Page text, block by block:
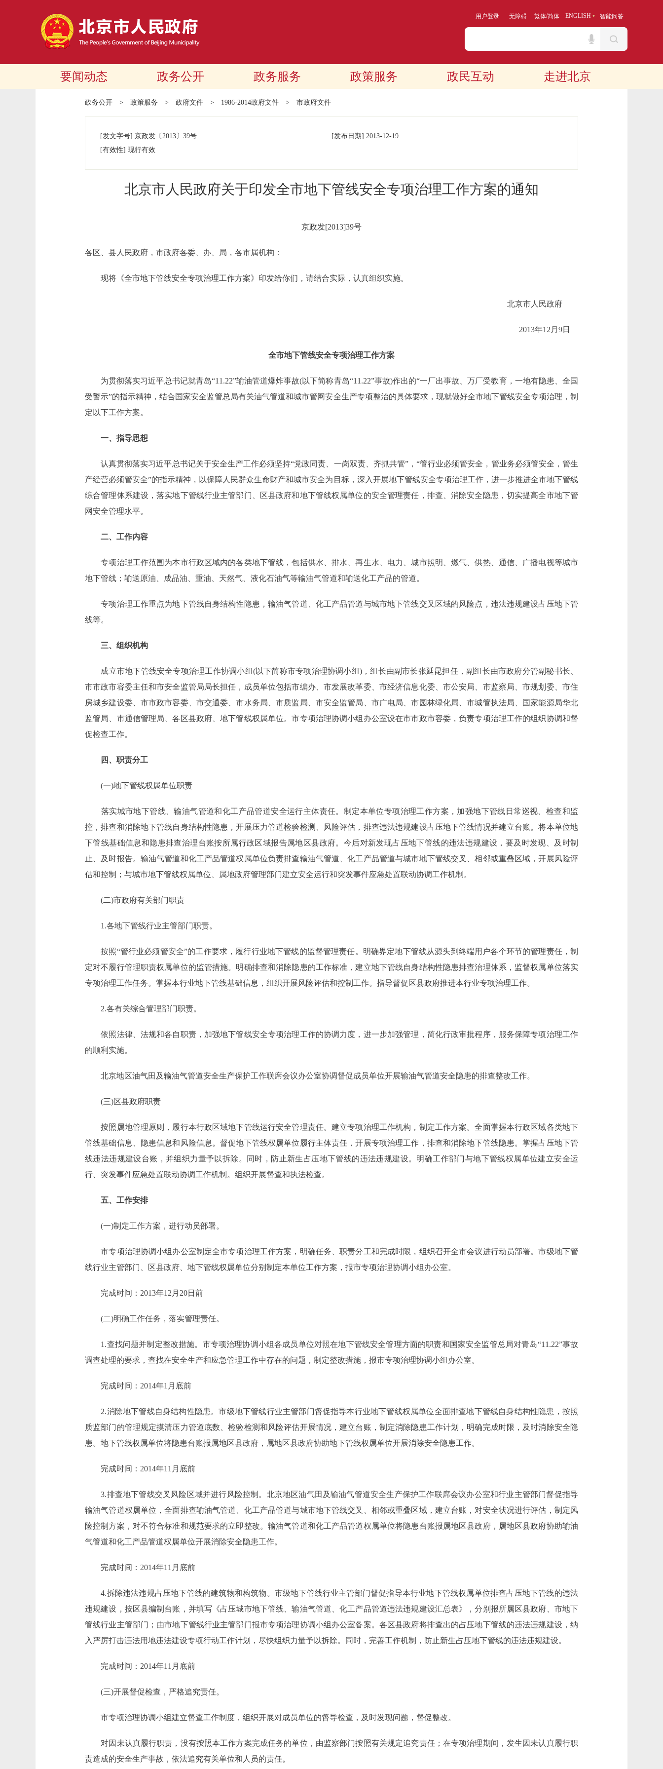
用户登录 无障碍 繁体/简体 ENGLISH 智能问答
要闻动态 政务公开 政务服务 政策服务 政民互动 走进北京
政务公开 > 政策服务 > 政府文件 > 1986-2014政府文件 > 市政府文件
[发文字号] 京政发 〔2013〕 39号 [发布日期] 2013-12-19
[有效性] 现行有效
北京市人民政府关于印发全市地下管线安全专项治理工作方案的通知
京政发[2013]39号
各区、县人民政府，市政府各委、办、局，各市属机构：
现将《全市地下管线安全专项治理工作方案》印发给你们，请结合实际，认真组织实施。
北京市人民政府
2013年12月9日
全市地下管线安全专项治理工作方案
为贯彻落实习近平总书记就青岛“11.22”输油管道爆炸事故(以下简称青岛“11.22”事故)作出的“一厂出事故、万厂受教育，一地有隐患、全国
受警示”的指示精神，结合国家安全监管总局有关油气管道和城市管网安全生产专项整治的具体要求，现就做好全市地下管线安全专项治理，制
定以下工作方案。
一、指导思想
认真贯彻落实习近平总书记关于安全生产工作必须坚持“党政同责、一岗双责、齐抓共管”，“管行业必须管安全，管业务必须管安全，管生
产经营必须管安全”的指示精神，以保障人民群众生命财产和城市安全为目标，深入开展地下管线安全专项治理工作，进一步推进全市地下管线
综合管理体系建设，落实地下管线行业主管部门、区县政府和地下管线权属单位的安全管理责任，排查、消除安全隐患，切实提高全市地下管
网安全管理水平。
二、工作内容
专项治理工作范围为本市行政区域内的各类地下管线，包括供水、排水、再生水、电力、城市照明、燃气、供热、通信、广播电视等城市
地下管线；输送原油、成品油、重油、天然气、液化石油气等输油气管道和输送化工产品的管道。
专项治理工作重点为地下管线自身结构性隐患，输油气管道、化工产品管道与城市地下管线交叉区域的风险点，违法违规建设占压地下管
线等。
三、组织机构
成立市地下管线安全专项治理工作协调小组(以下简称市专项治理协调小组)，组长由副市长张延昆担任，副组长由市政府分管副秘书长、
市市政市容委主任和市安全监管局局长担任，成员单位包括市编办、市发展改革委、市经济信息化委、市公安局、市监察局、市规划委、市住
房城乡建设委、市市政市容委、市交通委、市水务局、市质监局、市安全监管局、市广电局、市园林绿化局、市城管执法局、国家能源局华北
监管局、市通信管理局、各区县政府、地下管线权属单位。市专项治理协调小组办公室设在市市政市容委，负责专项治理工作的组织协调和督
促检查工作。
四、职责分工
(一)地下管线权属单位职责
落实城市地下管线、输油气管道和化工产品管道安全运行主体责任。制定本单位专项治理工作方案，加强地下管线日常巡视、检查和监
控，排查和消除地下管线自身结构性隐患，开展压力管道检验检测、风险评估，排查违法违规建设占压地下管线情况并建立台账。将本单位地
下管线基础信息和隐患排查治理台账按所属行政区域报告属地区县政府。今后对新发现占压地下管线的违法违规建设，要及时发现、及时制
止、及时报告。输油气管道和化工产品管道权属单位负责排查输油气管道、化工产品管道与城市地下管线交叉、相邻或重叠区域，开展风险评
估和控制；与城市地下管线权属单位、属地政府管理部门建立安全运行和突发事件应急处置联动协调工作机制。
(二)市政府有关部门职责
1.各地下管线行业主管部门职责。
按照“管行业必须管安全”的工作要求，履行行业地下管线的监督管理责任。明确界定地下管线从源头到终端用户各个环节的管理责任，制
定对不履行管理职责权属单位的监管措施。明确排查和消除隐患的工作标准，建立地下管线自身结构性隐患排查治理体系，监督权属单位落实
专项治理工作任务。掌握本行业地下管线基础信息，组织开展风险评估和控制工作。指导督促区县政府推进本行业专项治理工作。
2.各有关综合管理部门职责。
依照法律、法规和各自职责，加强地下管线安全专项治理工作的协调力度，进一步加强管理，简化行政审批程序，服务保障专项治理工作
的顺利实施。
北京地区油气田及输油气管道安全生产保护工作联席会议办公室协调督促成员单位开展输油气管道安全隐患的排查整改工作。
(三)区县政府职责
按照属地管理原则，履行本行政区域地下管线运行安全管理责任。建立专项治理工作机构，制定工作方案。全面掌握本行政区域各类地下
管线基础信息、隐患信息和风险信息。督促地下管线权属单位履行主体责任，开展专项治理工作，排查和消除地下管线隐患。掌握占压地下管
线违法违规建设台账，并组织力量予以拆除。同时，防止新生占压地下管线的违法违规建设。明确工作部门与地下管线权属单位建立安全运
行、突发事件应急处置联动协调工作机制。组织开展督查和执法检查。
五、工作安排
(一)制定工作方案，进行动员部署。
市专项治理协调小组办公室制定全市专项治理工作方案，明确任务、职责分工和完成时限，组织召开全市会议进行动员部署。市级地下管
线行业主管部门、区县政府、地下管线权属单位分别制定本单位工作方案，报市专项治理协调小组办公室。
完成时间：2013年12月20日前
(二)明确工作任务，落实管理责任。
1.查找问题并制定整改措施。市专项治理协调小组各成员单位对照在地下管线安全管理方面的职责和国家安全监管总局对青岛“11.22”事故
调查处理的要求，查找在安全生产和应急管理工作中存在的问题，制定整改措施，报市专项治理协调小组办公室。
完成时间：2014年1月底前
2.消除地下管线自身结构性隐患。市级地下管线行业主管部门督促指导本行业地下管线权属单位全面排查地下管线自身结构性隐患，按照
质监部门的管理规定摸清压力管道底数、检验检测和风险评估开展情况，建立台账，制定消除隐患工作计划，明确完成时限，及时消除安全隐
患。地下管线权属单位将隐患台账报属地区县政府，属地区县政府协助地下管线权属单位开展消除安全隐患工作。
完成时间：2014年11月底前
3.排查地下管线交叉风险区域并进行风险控制。北京地区油气田及输油气管道安全生产保护工作联席会议办公室和行业主管部门督促指导
输油气管道权属单位，全面排查输油气管道、化工产品管道与城市地下管线交叉、相邻或重叠区域，建立台账，对安全状况进行评估，制定风
险控制方案，对不符合标准和规范要求的立即整改。输油气管道和化工产品管道权属单位将隐患台账报属地区县政府，属地区县政府协助输油
气管道和化工产品管道权属单位开展消除安全隐患工作。
完成时间：2014年11月底前
4.拆除违法违规占压地下管线的建筑物和构筑物。市级地下管线行业主管部门督促指导本行业地下管线权属单位排查占压地下管线的违法
违规建设，按区县编制台账，并填写《占压城市地下管线、输油气管道、化工产品管道违法违规建设汇总表》，分别报所属区县政府、市地下
管线行业主管部门；由市地下管线行业主管部门报市专项治理协调小组办公室备案。各区县政府将排查出的占压地下管线的违法违规建设，纳
入严厉打击违法用地违法建设专项行动工作计划，尽快组织力量予以拆除。同时，完善工作机制，防止新生占压地下管线的违法违规建设。
完成时间：2014年11月底前
(三)开展督促检查，严格追究责任。
市专项治理协调小组建立督查工作制度，组织开展对成员单位的督导检查，及时发现问题，督促整改。
对因未认真履行职责，没有按照本工作方案完成任务的单位，由监察部门按照有关规定追究责任；在专项治理期间，发生因未认真履行职
责造成的安全生产事故，依法追究有关单位和人员的责任。